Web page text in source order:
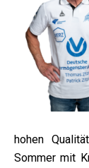
hohen
Sommer mit